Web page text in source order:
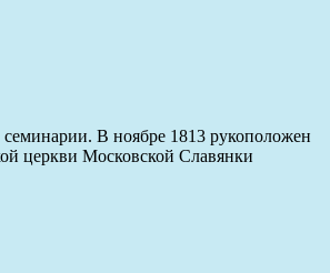
В ноябре 1813 рукоположен
церкви Московской Славянки